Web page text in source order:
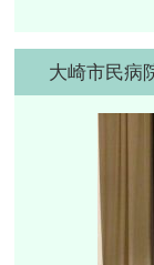
大崎市民